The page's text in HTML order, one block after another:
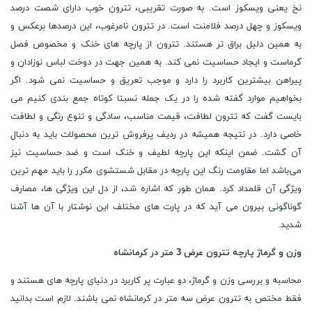
نخ یعنی ویسکوز است. به صورت تقریبی، تترون خوب دارای شصت درصد
ویسکوز و چهل درصد فلامنت است. در تترون نامرغوب، این درصدها برعکس و
به همین دلیل براق تر هستند. تترون از پارچه های خنک و مخصوص فصل
گرماست و ایجاد حساسیت نمی کند. به همین جهت در دوخت لباس نوزادان و
پیراهن بیشترین کاربرد را دارد و موجب تعریق و حساسیت نمی شود. اگر
بخواهیم موارد گفته شده را در یک جمله نسبتا کوتاه جمع بندی کنیم می
بایست گفت که تترون لطافت، قیمت مناسب، سادگی و تنوع رنگی و لطافت
خاصی دارد. در نتیجه همیشه در ردیف پرفروش ترین محصولات باید به دنبال
آن گشت. ضمن اینکه این پارچه لطیف و خنک است و ضد حساسیت نیز
می‌باشد اما مقاومت رنگ این پارچه در مقابل شستشوی مکرر را باید مهم ترین
ویژگی آن قلمداد کرد. همان طور که اشاره شد، از دل این ویژگی ها، مصارف
گوناگونی بیرون می آید که در پارت های مختلف این نوشتار با آن ها آشنا
شدید.
وزن و گرماژ پارچه تترون عرض 3 متر در کرمانشاه
محاسبه و بررسی وزن و گرماژ، دو عبارت پر کاربرد در دنیای پارچه های هستند و
فقط مختص به تترون عرض سه متر در کرمانشاه نمی باشند. لازم است بدانید